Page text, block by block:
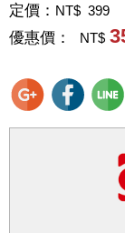
定價： NT$ 399
優惠價： NT$